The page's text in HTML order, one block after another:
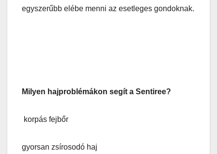
egyszerűbb elébe menni az esetleges gondoknak.
Milyen hajproblémákon segít a Sentiree?
korpás fejbőr
gyorsan zsírosodó haj